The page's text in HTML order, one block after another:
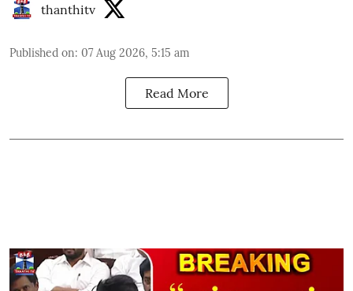
thanthitv
Published on: 07 Aug 2026, 5:15 am
Read More